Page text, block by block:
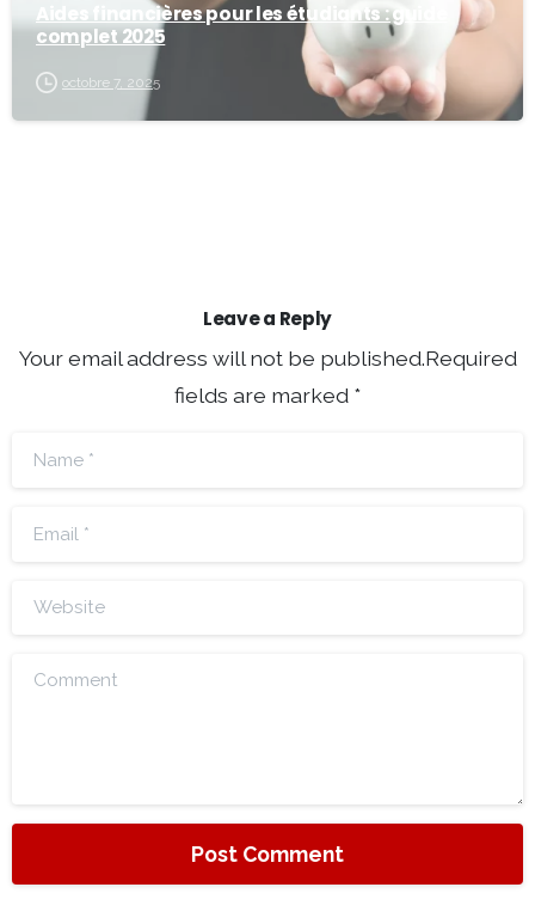
Aides financières pour les étudiants : guide
complet 2025
octobre 7, 2025
Leave a Reply
Your email address will not be published.Required
fields are marked *
Name
Email *
Website
Comment